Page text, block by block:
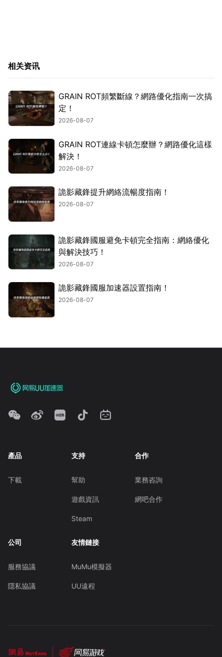
相关资讯
GRAIN ROT頻繁斷線？網路優化指南一次搞
定！
2026-08-07
GRAIN ROT連線卡頓怎麼辦？網路優化這樣
解決！
2026-08-07
詭影藏鋒提升網絡流暢度指南！
2026-08-07
詭影藏鋒國服避免卡頓完全指南：網絡優化
與解決技巧！
2026-08-07
詭影藏鋒國服加速器設置指南！
2026-08-07
產品
下載
支持
幫助
遊戲資訊
Steam
合作
業務咨詢
網吧合作
公司
服務協議
隱私協議
友情鏈接
MuMu模擬器
UU遠程